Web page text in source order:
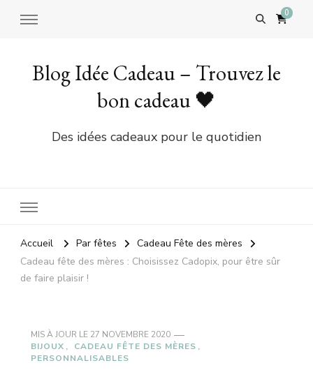
0
Blog Idée Cadeau – Trouvez le
bon cadeau 🖤
Des idées cadeaux pour le quotidien
Accueil Par fêtes
Cadeau Fête des mères
Cadeau fête des mères : Choisissez Cadopix, pour être sûr
de faire plaisir !
MIS À JOUR LE 27 NOVEMBRE 2020
BIJOUX
CADEAU FÊTE DES MÈRES
PERSONNALISABLES